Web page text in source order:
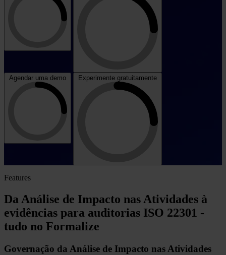
Agendar uma demo Experimente gratuitamente
Features
Da Análise de Impacto nas Atividades à
evidências para auditorias ISO 22301 -
tudo no Formalize
Governação da Análise de Impacto nas Atividades